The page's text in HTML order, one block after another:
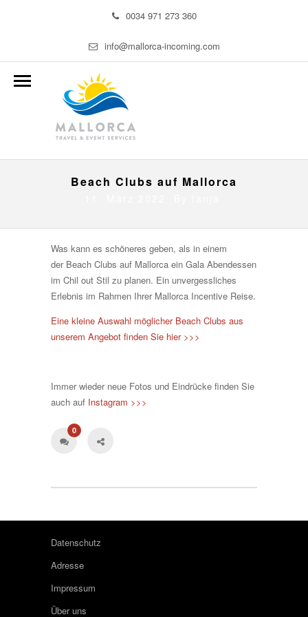
0034 971 273 360
info@mallorca-incoming.com
Beach Clubs auf Mallorca
Was kann es schöneres geben, als in einem
der Beach Clubs auf Mallorca ein Gala Abendessen
im Chil out Stil zu planen. Ein unvergessliches
Erlebnis im Rahmen Ihrer Mallorca Incentive Reise.
Eine kleine Auswahl möglicher Beach Clubs aus
unserem Angebot finden Sie hier >>>
Immer wieder neue Fotos und Eindrücke finden Sie
auch auf Instagram >>>
0
Datenschutz
Adresse
Impressum
Über uns